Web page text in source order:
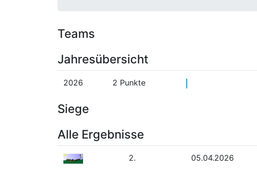
Teams
Jahresübersicht
2026 2 Punkte
Siege
Alle Ergebnisse
2. 05.04.2026